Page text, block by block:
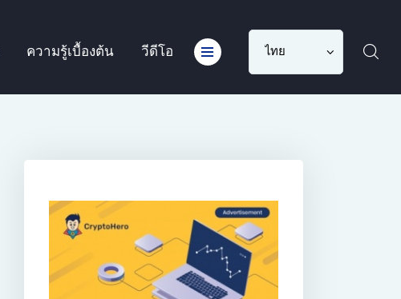
ความรู้เบื้องต้น วีดีโอ
Choose